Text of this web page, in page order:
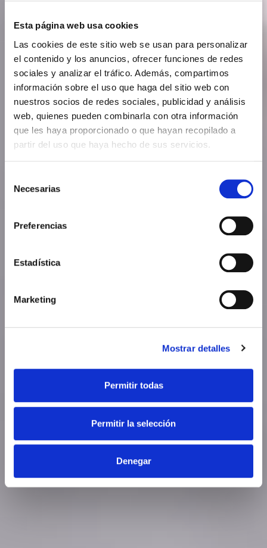
Esta página web usa cookies
Las cookies de este sitio web se usan para personalizar
el contenido y los anuncios, ofrecer funciones de redes
sociales y analizar el tráfico. Además, compartimos
información sobre el uso que haga del sitio web con
nuestros socios de redes sociales, publicidad y análisis
web, quienes pueden combinarla con otra información
que les haya proporcionado o que hayan recopilado a
partir del uso que haya hecho de sus servicios.
Necesarias
Preferencias
Estadística
Marketing
Mostrar detalles
Permitir todas
Permitir la selección
Denegar